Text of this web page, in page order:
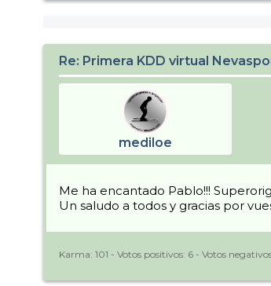
Re: Primera KDD virtual
mediloe
Me ha encantado Pablo!!!
Un saludo a todos y gracias por
Karma: 101 - Votos positivos: 6 - Votos